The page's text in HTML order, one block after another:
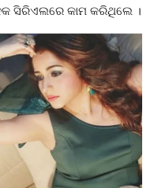
ସିରିଏଲରେ କାମ କରିଥିଲେ ।